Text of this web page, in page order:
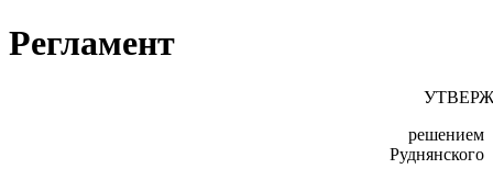
Регламент
решением
Руднянского